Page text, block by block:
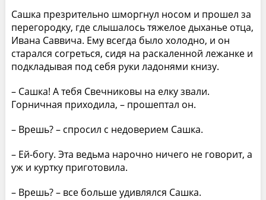
Сашка презрительно шморгнул носом и прошел за
перегородку, где слышалось тяжелое дыханье отца,
Ивана Саввича. Ему всегда было холодно, и он
старался согреться, сидя на раскаленной лежанке и
подкладывая под себя руки ладонями книзу.
– Сашка! А тебя Свечниковы на елку звали.
Горничная приходила, – прошептал он.
– Врешь? – спросил с недоверием Сашка.
– Ей-богу. Эта ведьма нарочно ничего не говорит, а
уж и куртку приготовила.
– Врешь? – все больше удивлялся Сашка.